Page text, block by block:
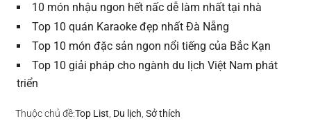
10 món nhậu ngon hết nấc dễ làm nhất tại nhà
Top 10 quán Karaoke đẹp nhất Đà Nẵng
Top 10 món đặc sản ngon nổi tiếng của Bắc Kạn
Top 10 giải pháp cho ngành du lịch Việt Nam phát
triển
Thuộc chủ đề:Top List, Du lịch,Sở thích